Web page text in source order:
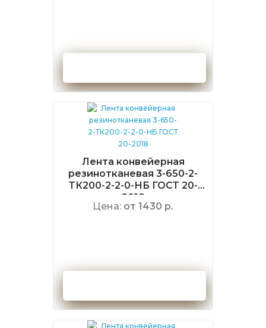
Лента конвейерная
резинотканевая 3-650-2-
ТК200-2-2-0-НБ ГОСТ 20-
2018
Цена: от 1430 р.